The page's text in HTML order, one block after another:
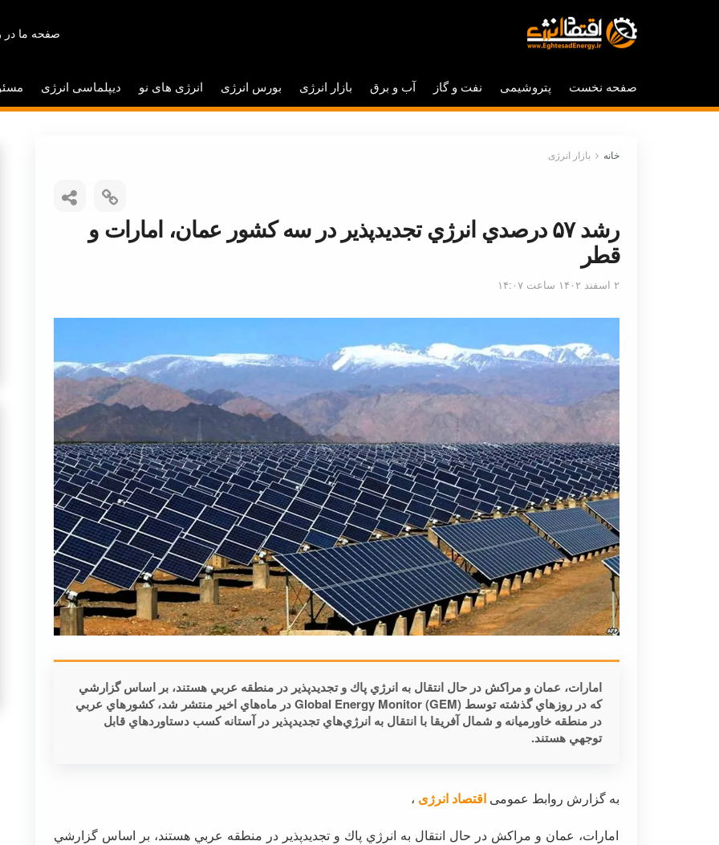
صفحه ما در
صفحه نخست پتروشیمی نفت و گاز آب و برق بازار انرژی بورس انرژی انرژی های نو دیپلماسی انرژی
خانه بازار انرژی
رشد ۵۷ درصدي انرژي تجديدپذير در سه كشور عمان، امارات و
قطر
۲ اسفند ۱۴۰۲ ساعت ۱۴:۰۷
امارات، عمان و مراكش در حال انتقال به انرژي پاك و تجديدپذير در منطقه عربي هستند، بر اساس گزارشي
كه در روزهاي گذشته توسط (Global Energy Monitor (GEM در ماه‌هاي اخير منتشر شد، كشورهاي عربي
در منطقه خاورميانه و شمال آفريقا با انتقال به انرژي‌هاي تجديدپذير در آستانه كسب دستاوردهاي قابل
توجهي هستند.
به گزارش روابط عمومی اقتصاد انرژی ،
امارات، عمان و مراكش در حال انتقال به انرژي پاك و تجديدپذير در منطقه عربي هستند، بر اساس گزارشي